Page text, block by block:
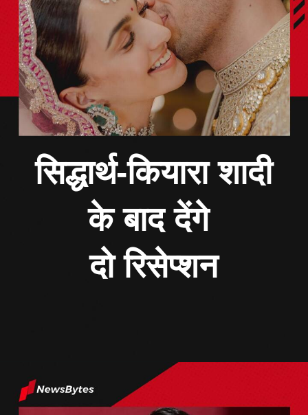
सिद्धार्थ-कियारा शादी
के बाद देंगे
दो रिसेप्शन